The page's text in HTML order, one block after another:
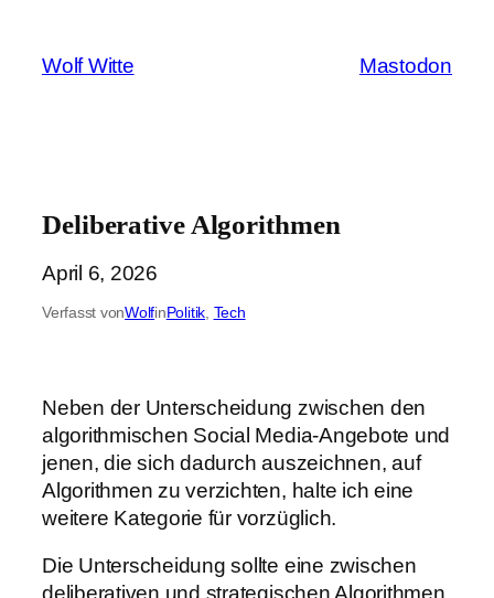
springen
Wolf Witte Mastodon
Deliberative Algorithmen
April 6, 2026
Verfasst vonWolfinPolitik Tech
Neben der Unterscheidung zwischen den
algorithmischen Social Media-Angebote und
jenen, die sich dadurch auszeichnen, auf
Algorithmen zu verzichten, halte ich eine
weitere Kategorie für vorzüglich.
Die Unterscheidung sollte eine zwischen
deliberativen und strategischen Algorithmen